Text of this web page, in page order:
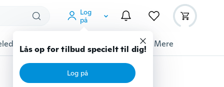
Log
på
Lås op for tilbud specielt til dig!
Log på
Gadgets Værktøj Mere